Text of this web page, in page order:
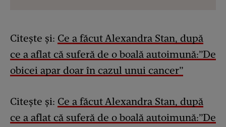
Citește și: Ce a făcut Alexandra Stan, după
ce a aflat că suferă de o boală autoimună:”De
obicei apar doar în cazul unui cancer”
Citește și: Ce a făcut Alexandra Stan, după
ce a aflat că suferă de o boală autoimună:”De